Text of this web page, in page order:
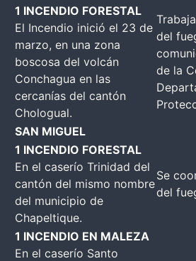
1 INCENDIO FORESTAL
El Incendio inició el 23 de
marzo, en una zona
boscosa del volcán
Conchagua en las
cercanías del cantón
Chologual.
del
de la
SAN MIGUEL
1 INCENDIO FORESTAL
En el caserío Trinidad del
cantón del mismo nombre
del municipio de
Chapeltique.
Se
del
1 INCENDIO EN MALEZA
En el caserío Santo